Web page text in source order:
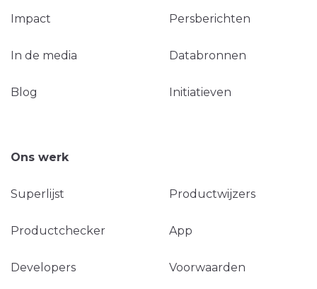
Impact Persberichten
In de media Databronnen
Blog Initiatieven
Ons werk
Superlijst Productwijzers
Productchecker App
Developers Voorwaarden